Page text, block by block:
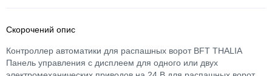
Скорочений опис
Контроллер автоматики для распашных ворот BFT THALIA
Панель управления с дисплеем для одного или двух